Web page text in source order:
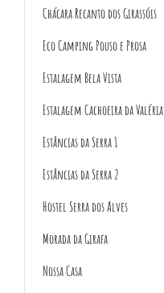
Chácara Recanto dos Girassóis
Eco Camping Pouso e Prosa
Estalagem Bela Vista
Estalagem Cachoeira da Valéria
Estâncias da Serra 1
Estâncias da Serra 2
Hostel Serra dos Alves
Morada da Girafa
Nossa Casa